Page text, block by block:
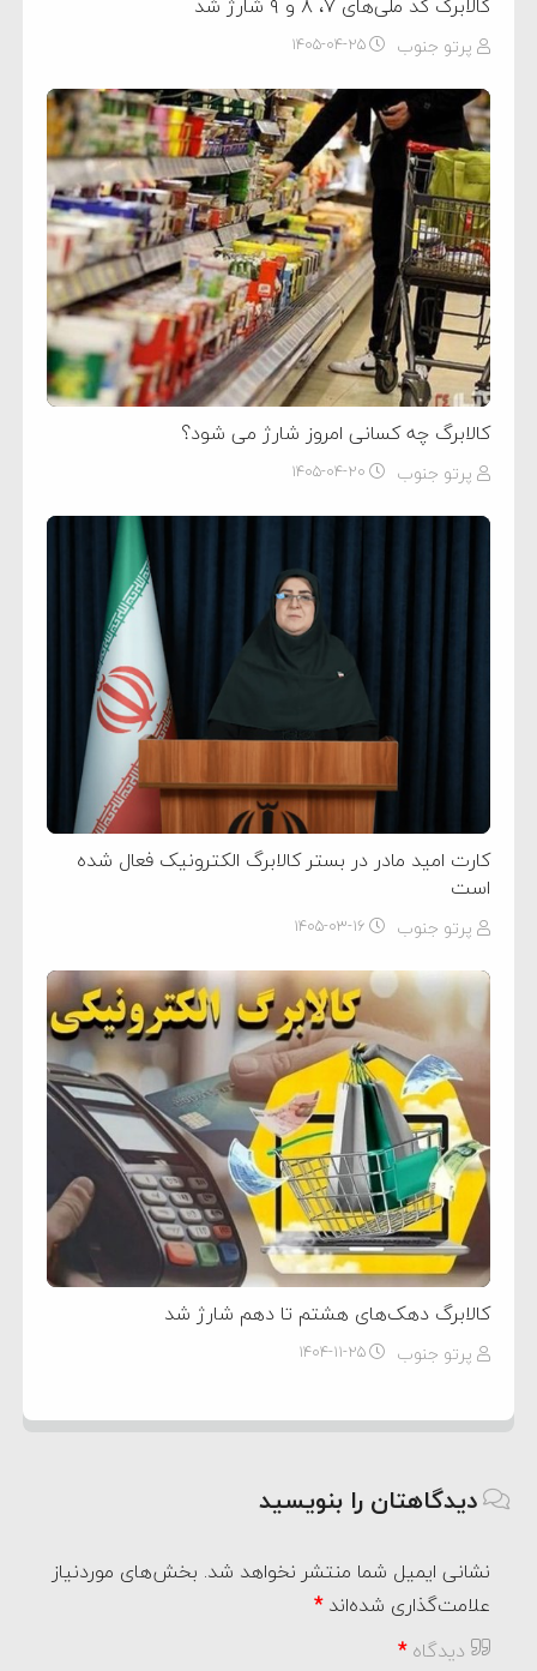
پرتو جنوب ۱۴۰۵-۰۴-۲۵
کالابرگ چه کسانی امروز شارژ می شود؟
پرتو جنوب ۱۴۰۵-۰۴-۲۰
کارت امید مادر در بستر کالابرگ الکترونیک فعال شده
است
پرتو جنوب ۱۴۰۵-۰۳-۱۶
کالابرگ دهک‌های هشتم تا دهم شارژ شد
پرتو جنوب ۱۴۰۴-۱۱-۲۵
دیدگاهتان را بنویسید
نشانی ایمیل شما منتشر نخواهد شد. بخش‌های موردنیاز
علامت‌گذاری شده‌اند*
دیدگاه*